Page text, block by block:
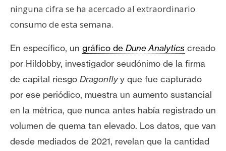
n
s
T
m
a
s
ninguna cifra se ha acercado al extraordinario
consumo de esta semana.
En específico, un gráfico de Dune Analytics creado
por Hildobby, investigador seudónimo de la firma
de capital riesgo Dragonflyy que fue capturado
por ese periódico, muestra un aumento sustancial
en la métrica, que nunca antes había registrado un
volumen de quema tan elevado. Los datos, que van
desde mediados de 2021, revelan que la cantidad